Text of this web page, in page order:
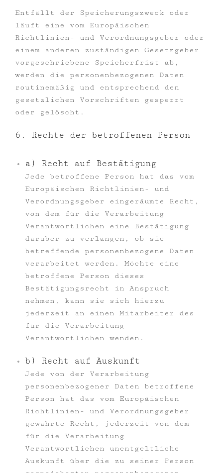
Entfällt der Speicherungszweck oder
läuft eine vom Europäischen
Richtlinien- und Verordnungsgeber oder
einem anderen zuständigen Gesetzgeber
vorgeschriebene Speicherfrist ab,
werden die personenbezogenen Daten
routinemäßig und entsprechend den
gesetzlichen Vorschriften gesperrt
oder gelöscht.
6. Rechte der betroffenen Person
a) Recht auf Bestätigung
Jede betroffene Person hat das vom
Europäischen Richtlinien- und
Verordnungsgeber eingeräumte Recht,
von dem für die Verarbeitung
Verantwortlichen eine Bestätigung
darüber zu verlangen, ob sie
betreffende personenbezogene Daten
verarbeitet werden. Möchte eine
betroffene Person dieses
Bestätigungsrecht in Anspruch
nehmen, kann sie sich hierzu
jederzeit an einen Mitarbeiter des
für die Verarbeitung
Verantwortlichen wenden.
b) Recht auf Auskunft
Jede von der Verarbeitung
personenbezogener Daten betroffene
Person hat das vom Europäischen
Richtlinien- und Verordnungsgeber
gewährte Recht, jederzeit von dem
für die Verarbeitung
Verantwortlichen unentgeltliche
Auskunft über die zu seiner Person